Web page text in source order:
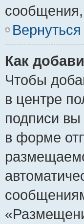
сообщения,
Как
Чтобы
в центре
подписи
в форме